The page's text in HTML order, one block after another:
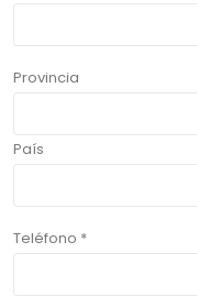
Provincia
País
Teléfono *